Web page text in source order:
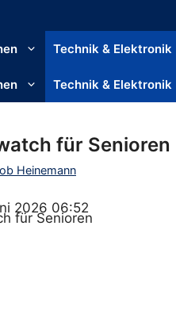
Technik & Elektronik
Technik & Elektronik
für Senioren
Heinemann
2026 06:52